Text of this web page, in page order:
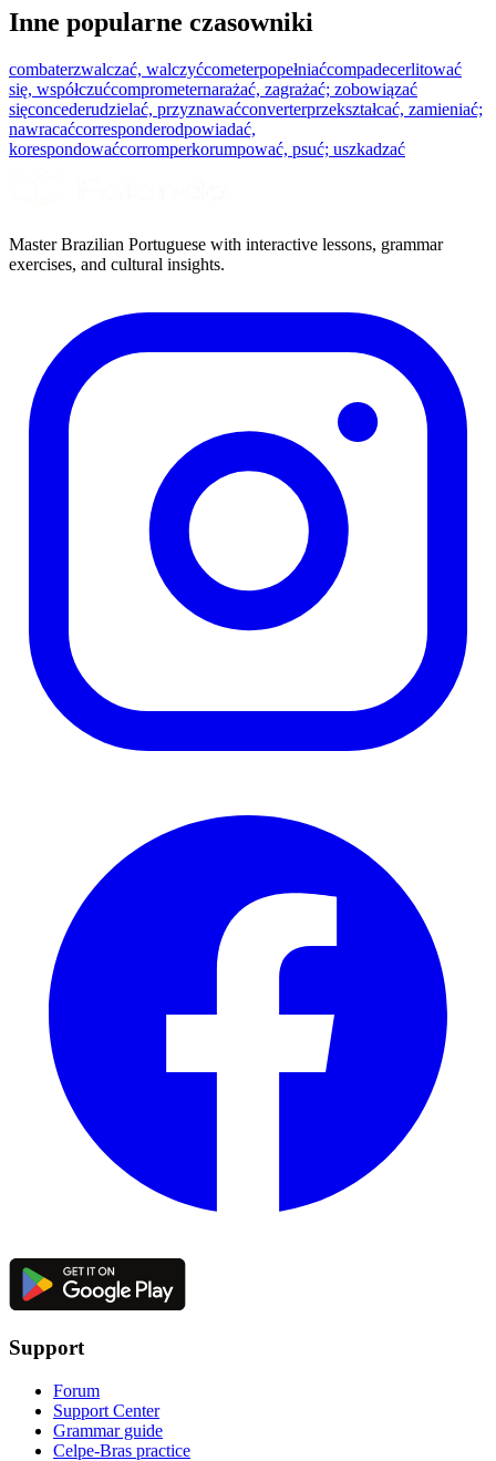
Inne popularne czasowniki
combaterzwalczać, walczyćcometerpopełniaćcompadecerlitować
się, współczućcomprometernarażać, zagrażać; zobowiązać
sięconcederudzielać, przyznawaćconverterprzekształcać, zamieniać;
nawracaćcorresponderodpowiadać,
korespondowaćcorromperkorumpować, psuć; uszkadzać
Master Brazilian Portuguese with interactive lessons, grammar
exercises, and cultural insights.
Support
Forum
Support Center
Grammar guide
Celpe-Bras practice